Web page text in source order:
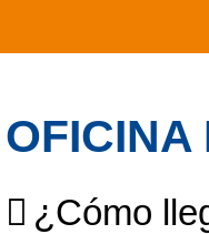
OFICINA
¿Cómo